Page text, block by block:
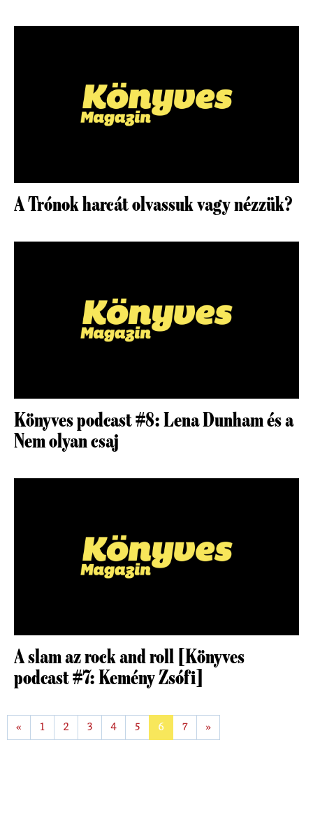
A Trónok harcát olvassuk vagy nézzük?
Könyves podcast #8: Lena Dunham és a
Nem olyan csaj
A slam az rock and roll [Könyves
podcast #7: Kemény Zsófi]
« 1 2 3 4 5 6 7 »